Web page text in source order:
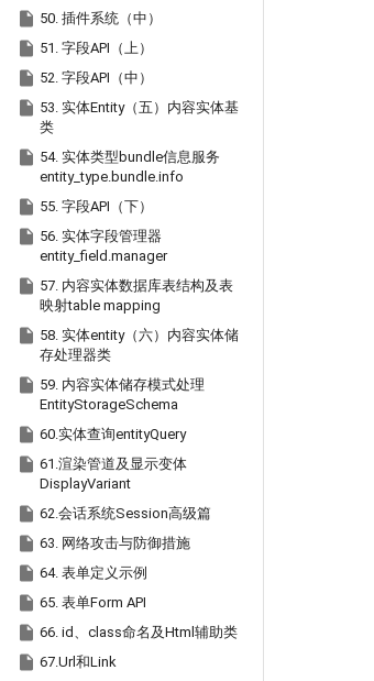
 50. 插件系统（中）
 51. 字段API（上）
 52. 字段API（中）
 53. 实体Entity（五）内容实体基
类
 54. 实体类型bundle信息服务
entity_type.bundle.info
 55. 字段API（下）
 56. 实体字段管理器
entity_field.manager
 57. 内容实体数据库表结构及表
映射table mapping
 58. 实体entity（六）内容实体储
存处理器类
 59. 内容实体储存模式处理
EntityStorageSchema
 60.实体查询entityQuery
 61.渲染管道及显示变体
DisplayVariant
 62.会话系统Session高级篇
 63. 网络攻击与防御措施
 64. 表单定义示例
 65. 表单Form API
 66. id、class命名及Html辅助类
 67.Url和Link